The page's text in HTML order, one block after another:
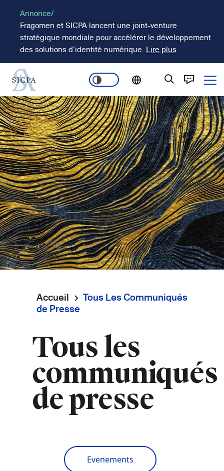
contenu
principal
Annonce/
Fragomen et SICPA lancent une joint-venture
stratégique mondiale pour accélérer le développement
des solutions d’identité numérique. Lire plus
Main
navigation
Image
Fil
Accueil
Tous Les Communiqués
de Presse
Tous les
communiqués
de presse
Evenements